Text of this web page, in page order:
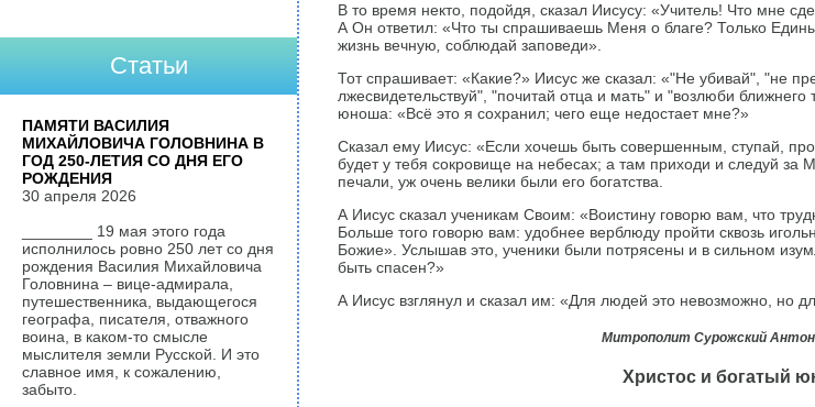
В то время некто, подойдя, сказал Иисусу: «Учитель! Что мне
А Он ответил: «Что ты спрашиваешь Меня о благе? Только
жизнь вечную соблюдай заповеди».
Тот спрашивает: «Какие?» Иисус же сказал: «"Не убивай", "не
лжесвидетельствуй", "почитай отца и мать" и "возлюби ближнего
юноша: «Всё это я сохранил; чего еще недостает мне?»
Сказал ему Иисус: «Если хочешь быть совершенным, ступай,
будет у тебя сокровище на небесах; а там приходи и следуй
печали, уж очень велики были его богатства.
А Иисус сказал ученикам Своим: «Воистину говорю вам, что
Больше того говорю вам: удобнее верблюду пройти сквозь
Божие». Услышав это, ученики были потрясены и в сильном
быть спасен?»
А Иисус взглянул и сказал им: «Для людей это невозможно, но
Митрополит Сурожский
Христос и богатый
Статьи
ПАМЯТИ ВАСИЛИЯ
МИХАЙЛОВИЧА ГОЛОВНИНА В
ГОД 250-ЛЕТИЯ СО ДНЯ ЕГО
РОЖДЕНИЯ
30 апреля 2026
________ 19 мая этого года
исполнилось ровно 250 лет со дня
рождения Василия Михайловича
Головнина – вице-адмирала,
путешественника, выдающегося
географа, писателя, отважного
воина, в каком-то смысле
мыслителя земли Русской. И это
славное имя, к сожалению,
забыто.